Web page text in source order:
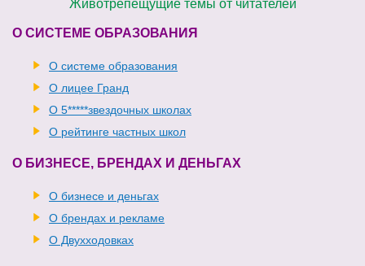
Животрепещущие темы от читателей
О СИСТЕМЕ ОБРАЗОВАНИЯ
О системе образования
О лицее Гранд
О 5*****звездочных школах
О рейтинге частных школ
О БИЗНЕСЕ, БРЕНДАХ И ДЕНЬГАХ
О бизнесе и деньгах
О брендах и рекламе
О Двухходовках